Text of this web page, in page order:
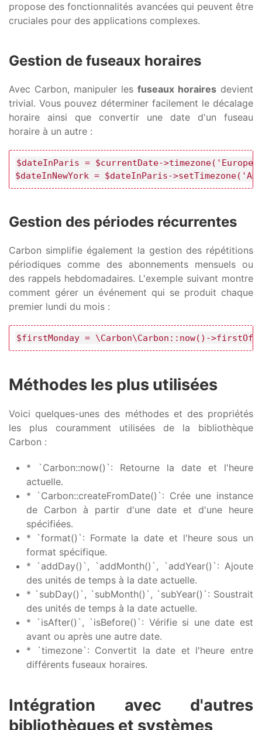
propose des fonctionnalités avancées qui peuvent être
cruciales pour des applications complexes.
Gestion de fuseaux horaires
Avec Carbon, manipuler les fuseaux horaires devient
trivial. Vous pouvez déterminer facilement le décalage
horaire ainsi que convertir une date d'un fuseau
horaire à un autre :
$dateInParis = $currentDate-
$dateInNewYork = $dateInParis-
Gestion des périodes récurrentes
Carbon simplifie également la gestion des répétitions
périodiques comme des abonnements mensuels ou
des rappels hebdomadaires. L'exemple suivant montre
comment gérer un événement qui se produit chaque
premier lundi du mois :
$firstMonday = \Carbon\Carbon::now()-
Méthodes les plus utilisées
Voici quelques-unes des méthodes et des propriétés
les plus couramment utilisées de la bibliothèque
Carbon :
* `Carbon::now()`: Retourne la date et l'heure
actuelle.
* `Carbon::createFromDate()`: Crée une instance
de Carbon à partir d'une date et d'une heure
spécifiées.
* `format()`: Formate la date et l'heure sous un
format spécifique.
* `addDay()`, `addMonth()`, `addYear()`: Ajoute
des unités de temps à la date actuelle.
* `subDay()`, `subMonth()`, `subYear()`: Soustrait
des unités de temps à la date actuelle.
* `isAfter()`, `isBefore()`: Vérifie si une date est
avant ou après une autre date.
* `timezone`: Convertit la date et l'heure entre
différents fuseaux horaires.
Intégration avec d'autres
bibliothèques et systèmes